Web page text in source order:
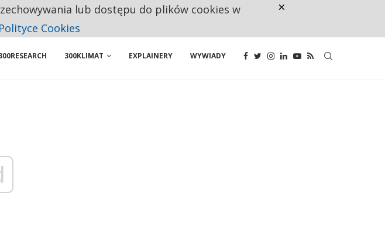
Z POLSKI
300KLIMAT EXPLAINERY WYWIADY
lub dostępu do plików cookies w
Polityce Cookies
×